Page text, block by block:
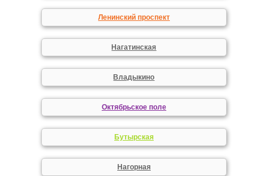
Ленинский проспект
Нагатинская
Владыкино
Октябрьское поле
Бутырская
Нагорная